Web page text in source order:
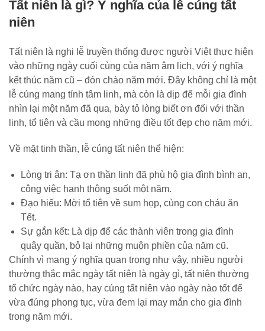
Tất niên là gì? Ý nghĩa của lễ cúng tất
niên
Tất niên là nghi lễ truyền thống được người Việt thực hiện
vào những ngày cuối cùng của năm âm lịch, với ý nghĩa
kết thúc năm cũ – đón chào năm mới. Đây không chỉ là một
lễ cúng mang tính tâm linh, mà còn là dịp để mỗi gia đình
nhìn lại một năm đã qua, bày tỏ lòng biết ơn đối với thần
linh, tổ tiên và cầu mong những điều tốt đẹp cho năm mới.
Về mặt tinh thần, lễ cúng tất niên thể hiện:
Lòng tri ân: Tạ ơn thần linh đã phù hộ gia đình bình an,
công việc hanh thông suốt một năm.
Đạo hiếu: Mời tổ tiên về sum họp, cùng con cháu ăn
Tết.
Sự gắn kết: Là dịp để các thành viên trong gia đình
quây quần, bỏ lại những muộn phiền của năm cũ.
Chính vì mang ý nghĩa quan trọng như vậy, nhiều người
thường thắc mắc ngày tất niên là ngày gì, tất niên thường
tổ chức ngày nào, hay cúng tất niên vào ngày nào tốt để
vừa đúng phong tục, vừa đem lại may mắn cho gia đình
trong năm mới.